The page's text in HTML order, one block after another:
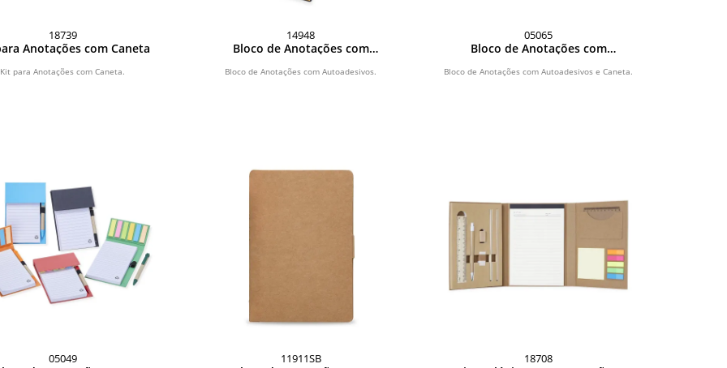
18739
Anotações com Caneta
Kit para Anotações com Caneta.
14948
Bloco de Anotações com
Bloco de Anotações com Autoadesivos.
05065
Bloco de Anotações com
Bloco de Anotações com Autoadesivos e Caneta.
05049 11911SB 18708